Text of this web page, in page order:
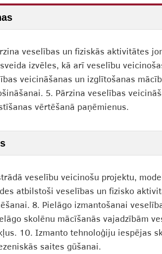
veselības un fiziskās aktivitātes
izvēles, kā arī veselību
veicināšanas un izglītošanas
5. Pārzina veselības
vērtēšanā paņēmienus.
veselību veicinošu projektu,
atbilstoši veselības un fizisko
8. Pielāgo izmantošanai
skolēnu mācīšanās vajadzībām
10. Izmanto tehnoloģiju iespējas
saites gūšanai.